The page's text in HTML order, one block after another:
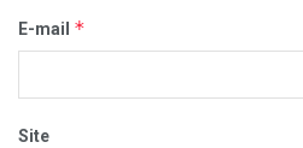
E-mail *
Site